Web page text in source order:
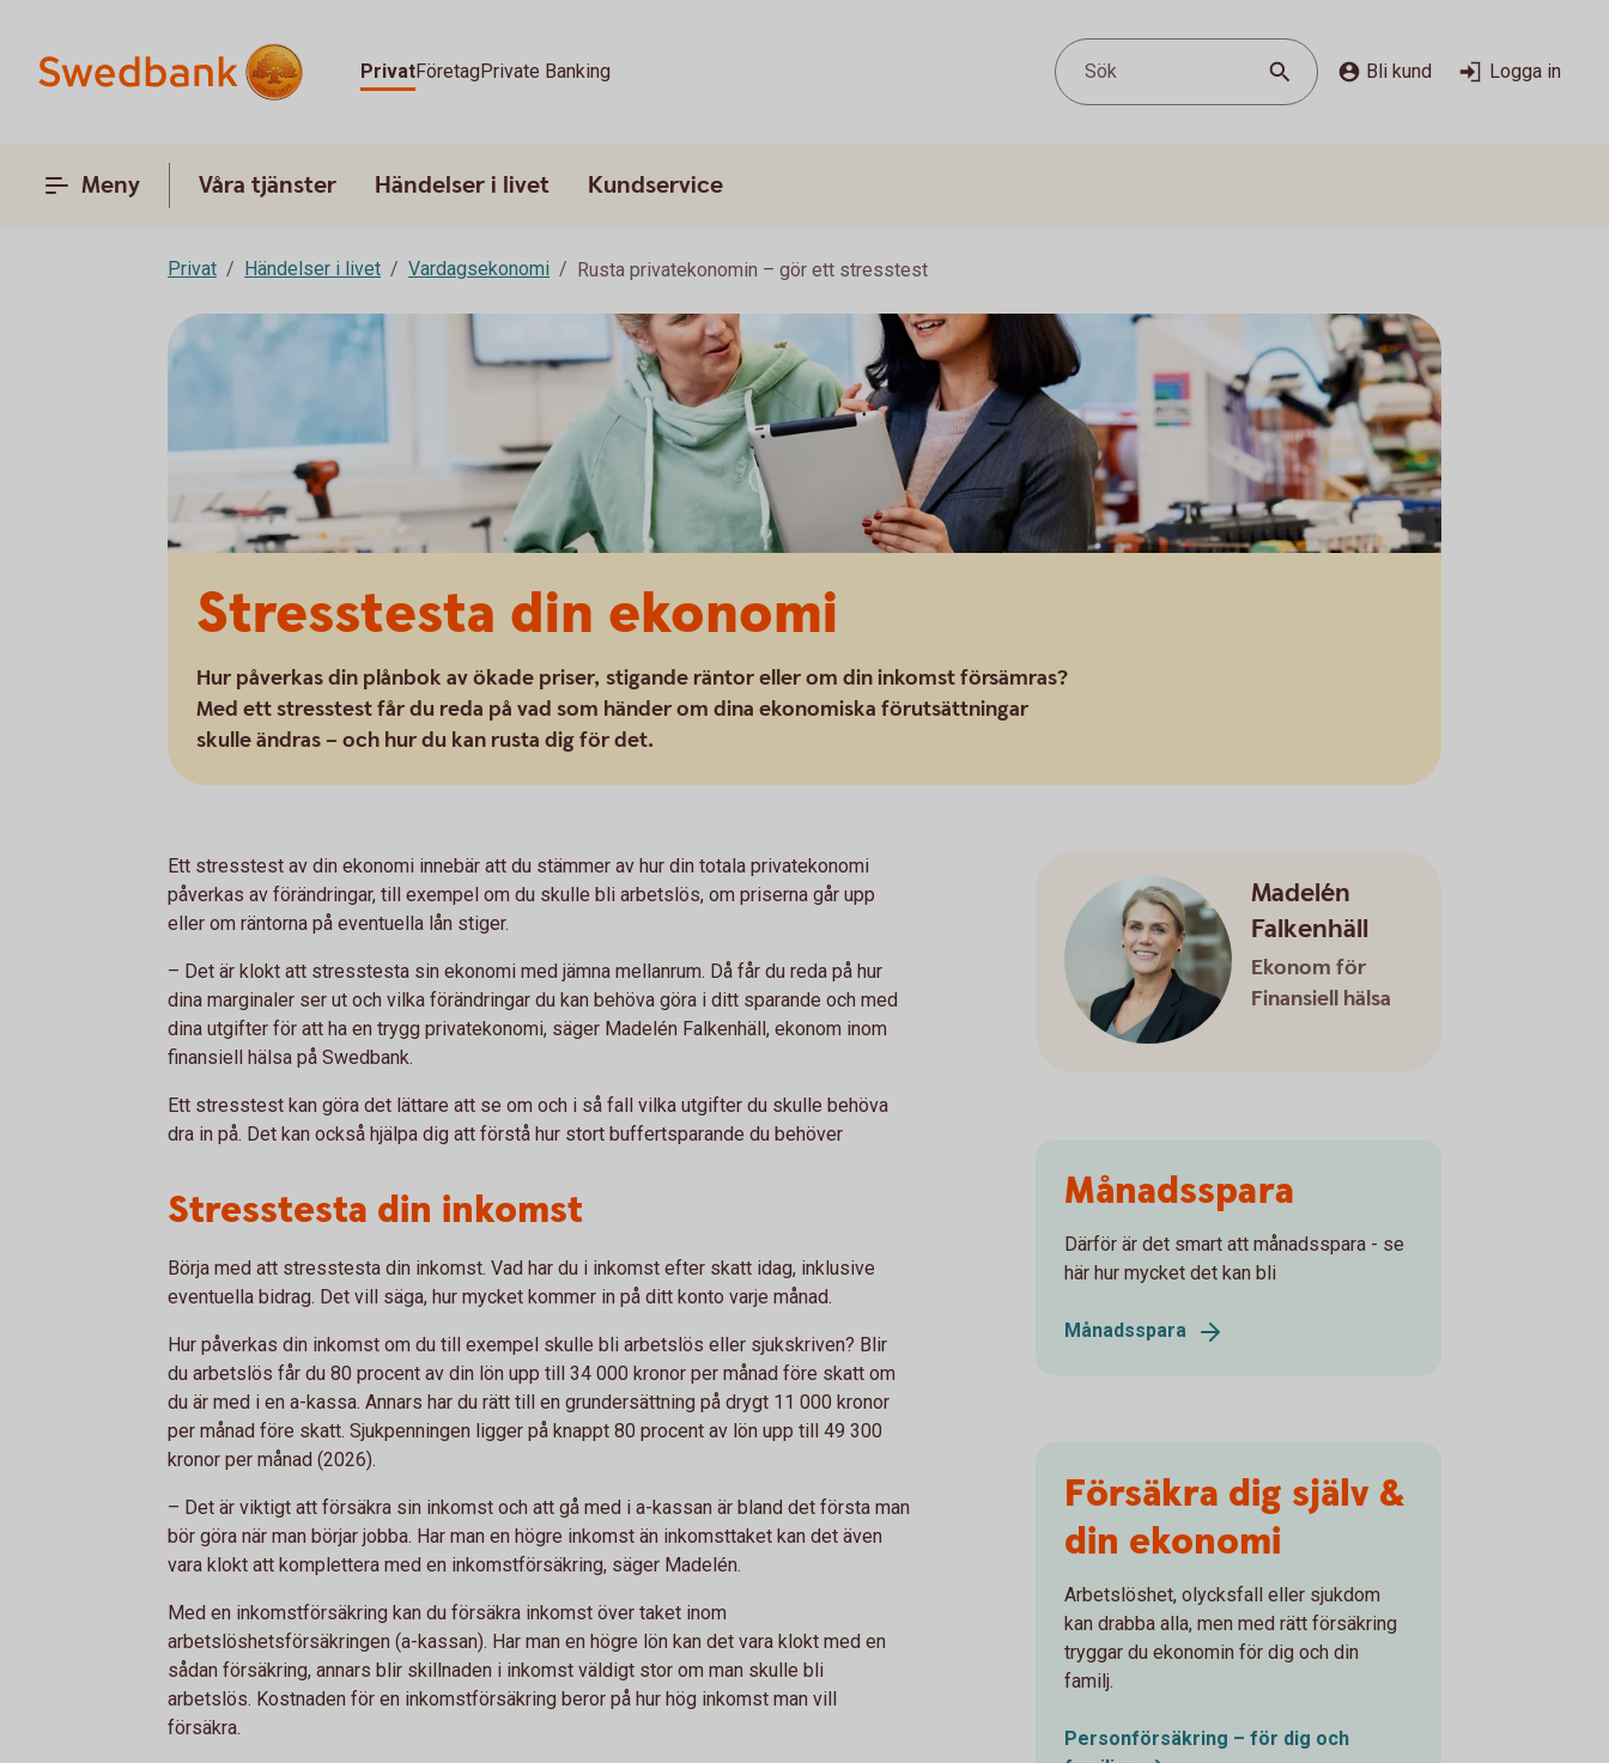
PrivatFöretagPrivate Banking Sök Bli kund Logga in
Meny Våra tjänster Händelser i livet Kundservice
Privat Händelser i livet Vardagsekonomi Rusta privatekonomin – gör ett stresstest
Stresstesta din ekonomi
Hur påverkas din plånbok av ökade priser, stigande räntor eller om din inkomst försämras?
Med ett stresstest får du reda på vad som händer om dina ekonomiska förutsättningar
skulle ändras – och hur du kan rusta dig för det.
Ett stresstest av din ekonomi innebär att du stämmer av hur din totala privatekonomi
påverkas av förändringar, till exempel om du skulle bli arbetslös, om priserna går upp
eller om räntorna på eventuella lån stiger.
– Det är klokt att stresstesta sin ekonomi med jämna mellanrum. Då får du reda på hur
dina marginaler ser ut och vilka förändringar du kan behöva göra i ditt sparande och med
dina utgifter för att ha en trygg privatekonomi, säger Madelén Falkenhäll, ekonom inom
finansiell hälsa på Swedbank.
Ett stresstest kan göra det lättare att se om och i så fall vilka utgifter du skulle behöva
dra in på. Det kan också hjälpa dig att förstå hur stort buffertsparande du behöver
Stresstesta din inkomst
Börja med att stresstesta din inkomst. Vad har du i inkomst efter skatt idag, inklusive
eventuella bidrag. Det vill säga, hur mycket kommer in på ditt konto varje månad.
Hur påverkas din inkomst om du till exempel skulle bli arbetslös eller sjukskriven? Blir
du arbetslös får du 80 procent av din lön upp till 34 000 kronor per månad före skatt om
du är med i en a-kassa. Annars har du rätt till en grundersättning på drygt 11 000 kronor
per månad före skatt. Sjukpenningen ligger på knappt 80 procent av lön upp till 49 300
kronor per månad (2026).
– Det är viktigt att försäkra sin inkomst och att gå med i a-kassan är bland det första man
bör göra när man börjar jobba. Har man en högre inkomst än inkomsttaket kan det även
vara klokt att komplettera med en inkomstförsäkring, säger Madelén.
Med en inkomstförsäkring kan du försäkra inkomst över taket inom
arbetslöshetsförsäkringen (a-kassan). Har man en högre lön kan det vara klokt med en
sådan försäkring, annars blir skillnaden i inkomst väldigt stor om man skulle bli
arbetslös. Kostnaden för en inkomstförsäkring beror på hur hög inkomst man vill
försäkra.
Madelén
Falkenhäll
Ekonom för
Finansiell hälsa
Månadsspara
Därför är det smart att månadsspara - se
här hur mycket det kan bli
Månadsspara
Försäkra dig själv &
din ekonomi
Arbetslöshet, olycksfall eller sjukdom
kan drabba alla, men med rätt försäkring
tryggar du ekonomin för dig och din
familj.
Personförsäkring – för dig och